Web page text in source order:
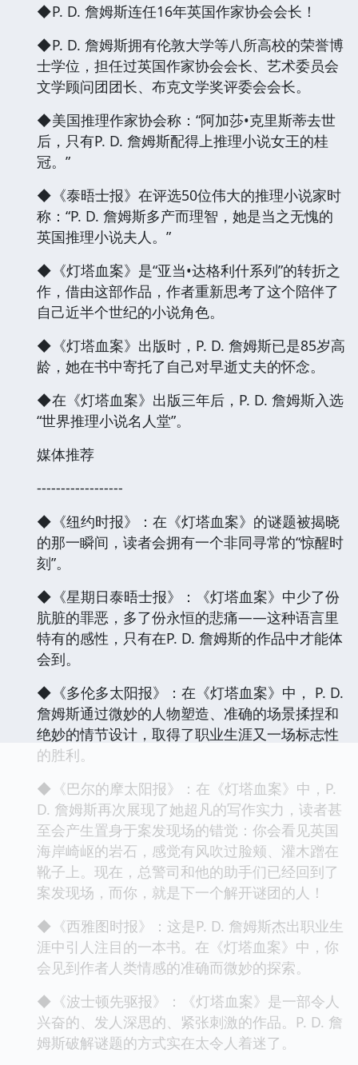
◆P. D. 詹姆斯连任16年英国作家协会会长！
◆P. D. 詹姆斯拥有伦敦大学等八所高校的荣誉博
士学位，担任过英国作家协会会长、艺术委员会
文学顾问团团长、布克文学奖评委会会长。
◆美国推理作家协会称：“阿加莎•克里斯蒂去世
后，只有P. D. 詹姆斯配得上推理小说女王的桂
冠。”
◆《泰晤士报》在评选50位伟大的推理小说家时
称：“P. D. 詹姆斯多产而理智，她是当之无愧的
英国推理小说夫人。”
◆《灯塔血案》是“亚当•达格利什系列”的转折之
作，借由这部作品，作者重新思考了这个陪伴了
自己近半个世纪的小说角色。
◆《灯塔血案》出版时，P. D. 詹姆斯已是85岁高
龄，她在书中寄托了自己对早逝丈夫的怀念。
◆在《灯塔血案》出版三年后，P. D. 詹姆斯入选
“世界推理小说名人堂”。
媒体推荐
------------------
◆《纽约时报》：在《灯塔血案》的谜题被揭晓
的那一瞬间，读者会拥有一个非同寻常的“惊醒时
刻”。
◆《星期日泰晤士报》：《灯塔血案》中少了份
肮脏的罪恶，多了份永恒的悲痛——这种语言里
特有的感性，只有在P. D. 詹姆斯的作品中才能体
会到。
◆《多伦多太阳报》：在《灯塔血案》中， P. D.
詹姆斯通过微妙的人物塑造、准确的场景揉捏和
绝妙的情节设计，取得了职业生涯又一场标志性
的胜利。
◆《巴尔的摩太阳报》：在《灯塔血案》中，P.
D. 詹姆斯再次展现了她超凡的写作实力，读者甚
至会产生置身于案发现场的错觉：你会看见英国
海岸崎岖的岩石，感觉有风吹过脸颊、灌木蹭在
靴子上。现在，总警司和他的助手们已经回到了
案发现场，而你，就是下一个解开谜团的人！
◆《西雅图时报》：这是P. D. 詹姆斯杰出职业生
涯中引人注目的一本书。在《灯塔血案》中，你
会见到作者人类情感的准确而微妙的探索。
◆《波士顿先驱报》：《灯塔血案》是一部令人
兴奋的、发人深思的、紧张刺激的作品。P. D. 詹
姆斯破解谜题的方式实在太令人着迷了。